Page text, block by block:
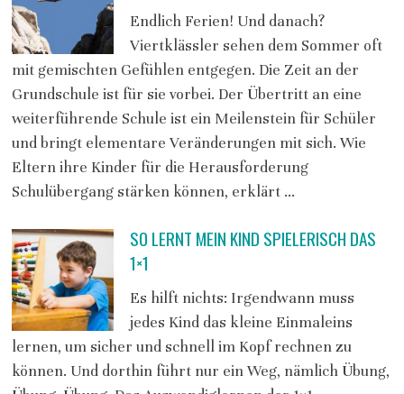
Endlich Ferien! Und danach?
Viertklässler sehen dem Sommer oft
mit gemischten Gefühlen entgegen. Die Zeit an der
Grundschule ist für sie vorbei. Der Übertritt an eine
weiterführende Schule ist ein Meilenstein für Schüler
und bringt elementare Veränderungen mit sich. Wie
Eltern ihre Kinder für die Herausforderung
Schulübergang stärken können, erklärt …
SO LERNT MEIN KIND SPIELERISCH DAS
1×1
Es hilft nichts: Irgendwann muss
jedes Kind das kleine Einmaleins
lernen, um sicher und schnell im Kopf rechnen zu
können. Und dorthin führt nur ein Weg, nämlich Übung,